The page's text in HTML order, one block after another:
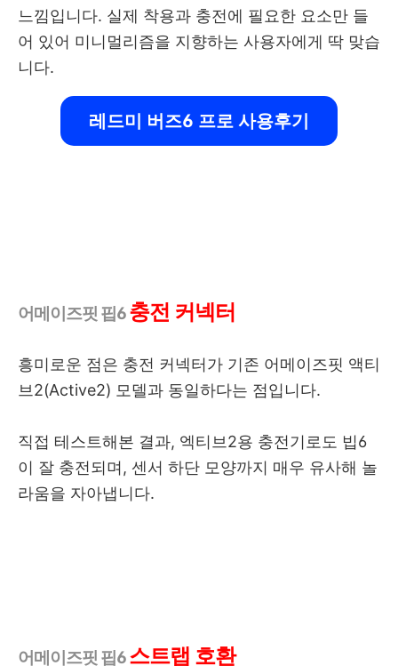
느낌입니다. 실제 착용과 충전에 필요한 요소만 들
어 있어 미니멀리즘을 지향하는 사용자에게 딱 맞습
니다.
레드미 버즈6 프로 사용후기
어메이즈핏 핍6충전 커넥터
흥미로운 점은 충전 커넥터가 기존 어메이즈핏 액티
브2(Active2) 모델과 동일하다는 점입니다.
직접 테스트해본 결과, 엑티브2용 충전기로도 빕6
이 잘 충전되며, 센서 하단 모양까지 매우 유사해 놀
라움을 자아냅니다.
어메이즈핏 핍6스트랩 호환